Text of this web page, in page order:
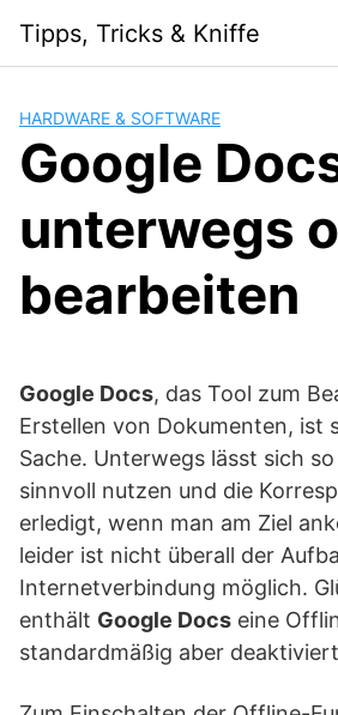
content
Tipps, Tricks & Kniffe
HARDWARE & SOFTWARE
Google
unterwegs
bearbeiten
Google Docs, das Tool zum
Erstellen von Dokumenten, ist
Sache. Unterwegs lässt sich
sinnvoll nutzen und die
erledigt, wenn man am Ziel
leider ist nicht überall der
Internetverbindung möglich.
enthält Google Docs eine
standardmäßig aber